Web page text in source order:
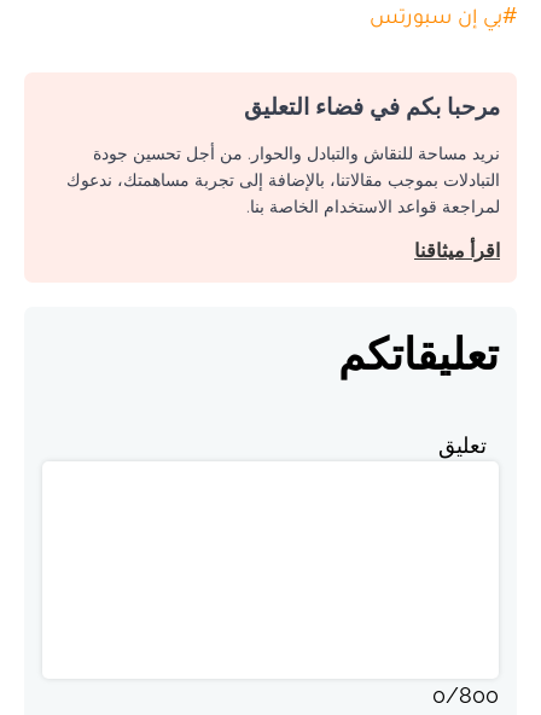
#بي إن سبورتس
مرحبا بكم في فضاء التعليق
نريد مساحة للنقاش والتبادل والحوار. من أجل تحسين جودة
التبادلات بموجب مقالاتنا، بالإضافة إلى تجربة مساهمتك، ندعوك
لمراجعة قواعد الاستخدام الخاصة بنا.
اقرأ ميثاقنا
تعليقاتكم
تعليق
0/800